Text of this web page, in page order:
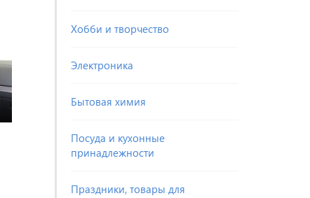
Хобби и творчество
Электроника
Бытовая химия
Посуда и кухонные
принадлежности
Праздники, товары для